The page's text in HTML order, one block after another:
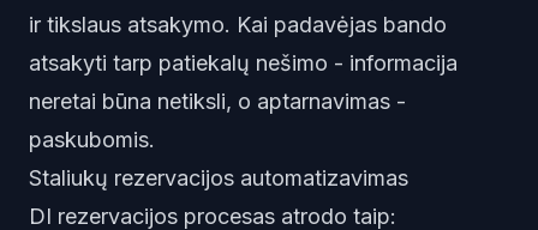
ir tikslaus atsakymo. Kai padavėjas bando
atsakyti tarp patiekalų nešimo - informacija
neretai būna netiksli, o aptarnavimas -
paskubomis.
Staliukų rezervacijos automatizavimas
DI rezervacijos procesas atrodo taip: